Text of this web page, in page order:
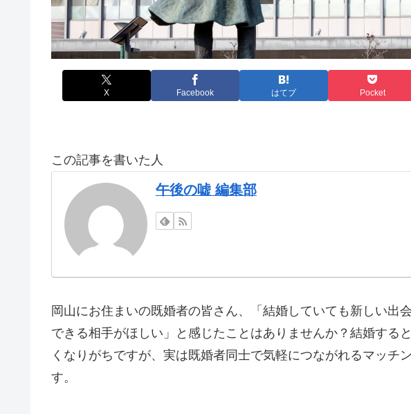
X Facebook はてブ Pocket
この記事を書いた人
午後の嘘 編集部
岡山にお住まいの既婚者の皆さん、「結婚していても新しい出
できる相手がほしい」と感じたことはありませんか？結婚する
くなりがちですが、実は既婚者同士で気軽につながれるマッチ
す。